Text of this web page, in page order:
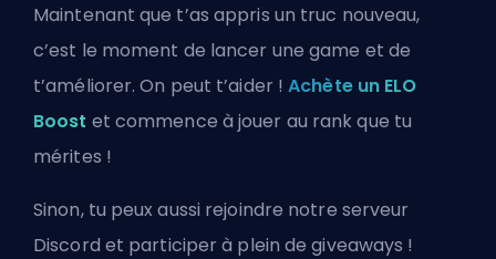
Maintenant que t’as appris un truc nouveau,
c’est le moment de lancer une game et de
t’améliorer. On peut t’aider !Achète un ELO
Boost et commence à jouer au rank que tu
mérites !
Sinon, tu peux aussi rejoindre notre serveur
Discord et participer à plein de giveaways !